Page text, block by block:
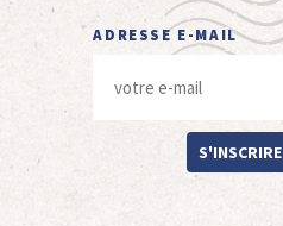
ADRESSE E-MAIL
S'INSCRIRE